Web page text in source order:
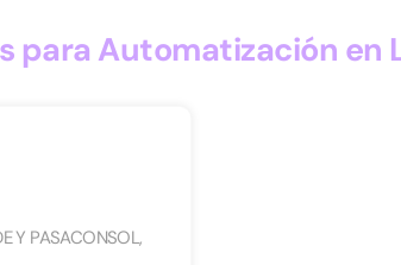
para Automatización en
Y PASACONSOL,